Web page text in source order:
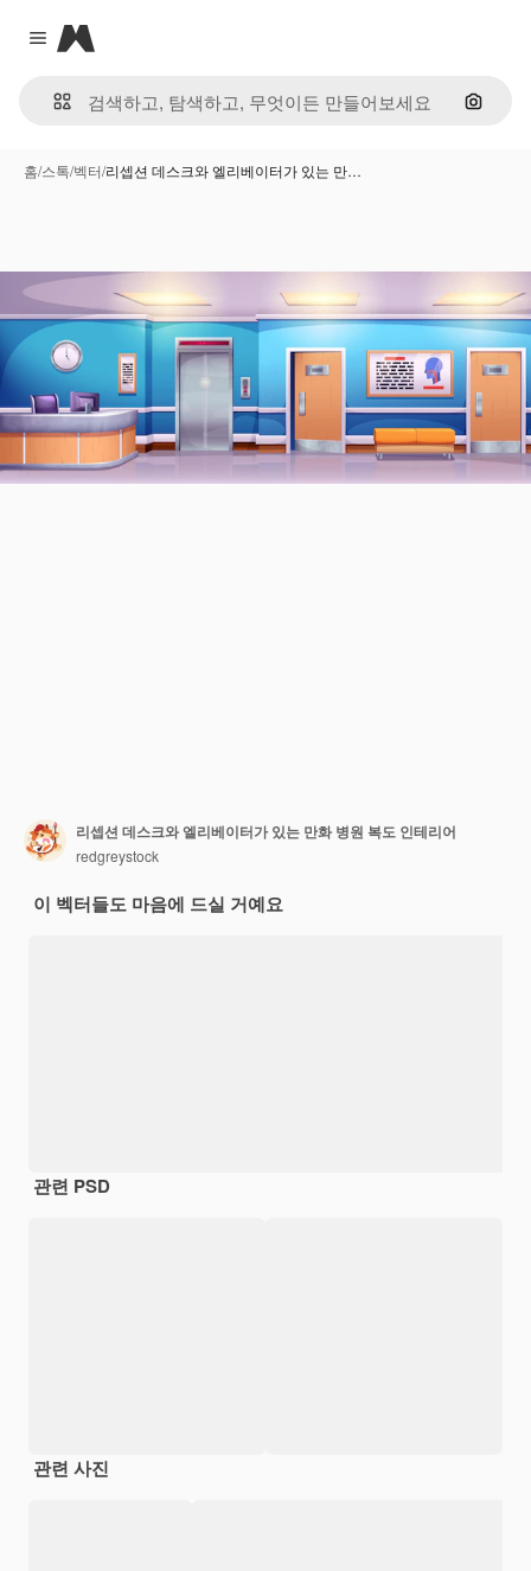
Close menu
Magnific
이미지
홈/스톡/벡터/리셉션 데스크와 엘리베이터가 있는 만…
리셉션 데스크와 엘리베이터가 있는 만화 병원 복도 인테리어
redgreystock
이 벡터들도 마음에 드실 거예요
관련 PSD
관련 사진